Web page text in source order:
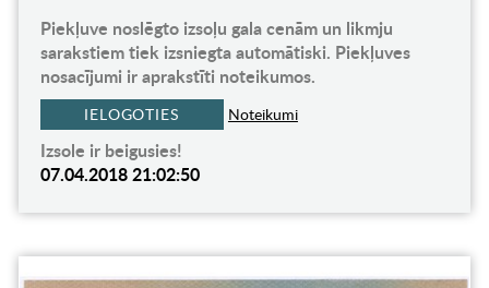
Piekļuve noslēgto izsoļu gala cenām un likmju
sarakstiem tiek izsniegta automātiski. Piekļuves
nosacījumi ir aprakstīti noteikumos.
IELOGOTIES Noteikumi
Izsole ir beigusies!
07.04.2018 21:02:50